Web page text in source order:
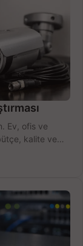
Ev, ofis ve
kalite ve